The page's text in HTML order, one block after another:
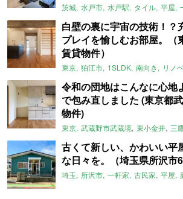
茨城 水戸市 水戸駅 タイル 平屋
白壁の裏に宇宙の技術！？
プレイを愉しむお部屋。（
賃貸物件）
東京 狛江市 1SLDK 南向き リノ
令和の団地はこんなに心地
で包み直しました (東京都
物件)
東京 武蔵野市武蔵境 東小金井 三
古くて新しい、かわいい平
な日々を。（埼玉県所沢市
埼玉 所沢市 一軒家 古民家 平屋